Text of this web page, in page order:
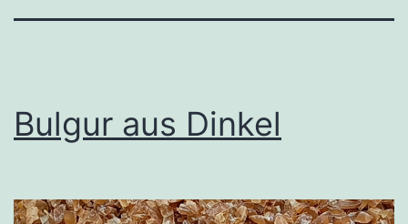
Bulgur aus Dinkel